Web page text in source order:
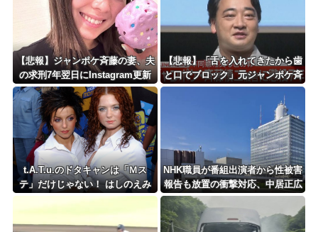
Powered by livedoor 相互RSS
【悲報】ジャンポケ斉藤の妻、夫
の求刑7年翌日にInstagram更新
「楽しすぎた」
【悲報】「舌を入れてきたから歯
と口でブロック」元ジャンポケ斉
藤の不同意性交公判
t.A.T.u.のドタキャンは「Ｍス
テ」だけじゃない！ はしのえみ
「来なかったんですよ…」
NHK職員が番組出演者から性被害
報告も放置の衝撃対応、中居正広
と国分太一の事例もNHKは「加害
者を守る」のか、指摘される“隠
蔽体質”